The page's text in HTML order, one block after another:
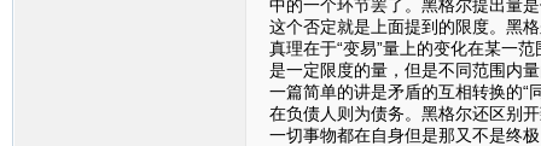
中的一个环节罢了。黑格尔提出量
这个否定就是上面提到的限度。黑
真理在于“变易”量上的变化在某一
是一定限度的量，但是不同范围内
一篇简单的讲是矛盾的互相转换的“
在负债人则为债务。黑格尔还区别
一切事物都在自身但是那又不是终